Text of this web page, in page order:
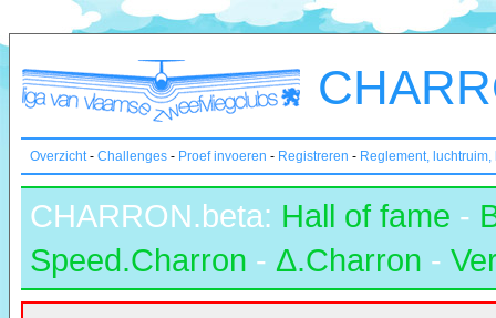
Overzicht- Challenges - Proef invoeren - Registreren - Reglement,
CHARRON.beta: Hall of fame -
Speed.Charron - Δ.Charron -